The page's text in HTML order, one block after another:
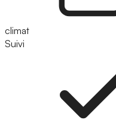
climat
Suivi